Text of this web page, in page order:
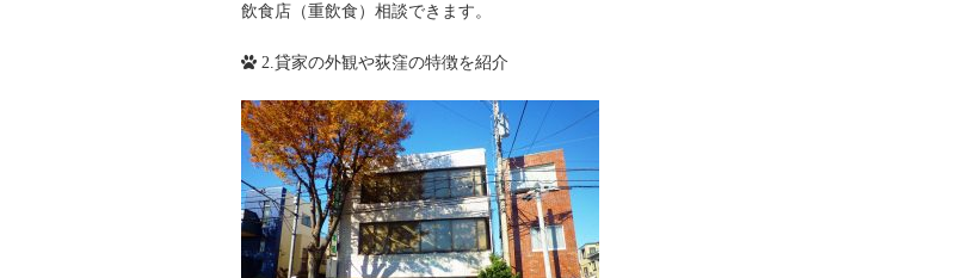
飲食店（重飲食）相談できます。
2.貸家の外観や荻窪の特徴を紹介